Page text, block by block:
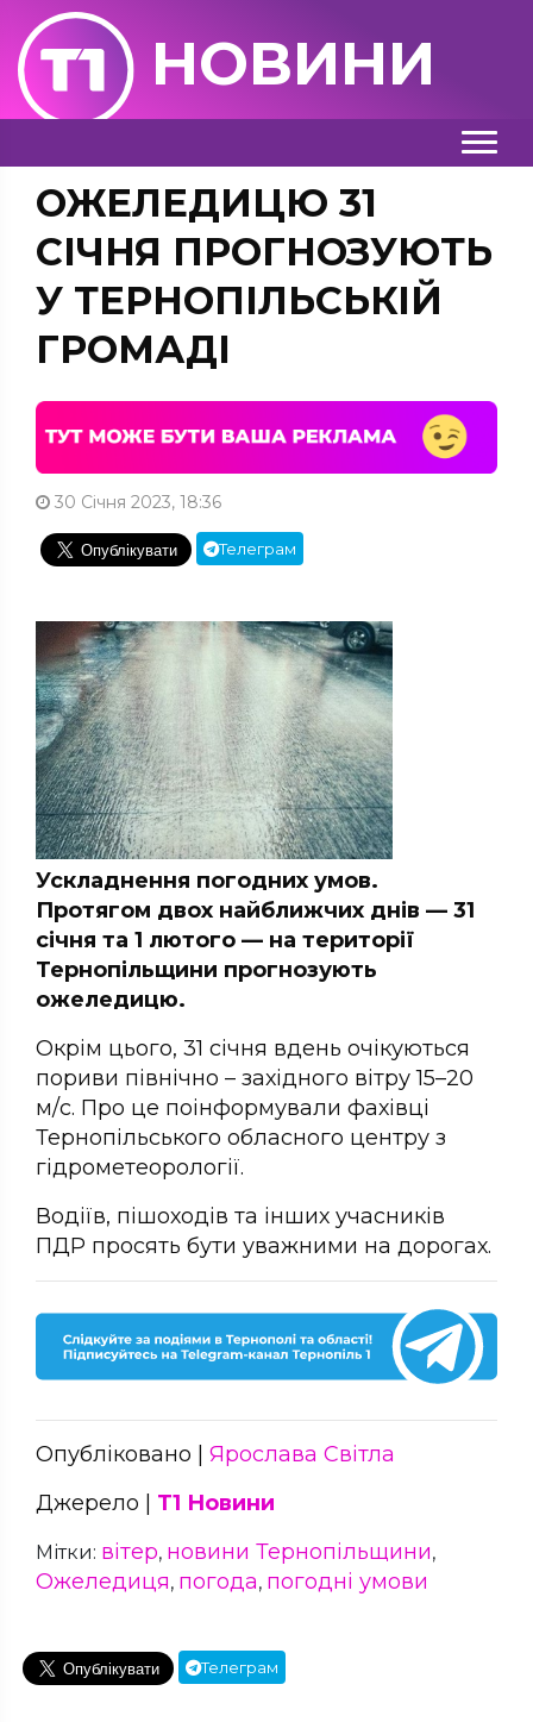
НОВИНИ
ОЖЕЛЕДИЦЮ 31
СІЧНЯ ПРОГНОЗУЮТЬ
У ТЕРНОПІЛЬСЬКІЙ
ГРОМАДІ
30 Січня 2023, 18:36
Телеграм
Ускладнення погодних умов.
Протягом двох найближчих днів — 31
січня та 1 лютого — на території
Тернопільщини прогнозують
ожеледицю.
Окрім цього, 31 січня вдень очікуються
пориви північно – західного вітру 15–20
м/с. Про це поінформували фахівці
Тернопільського обласного центру з
гідрометеорології.
Водіїв, пішоходів та інших учасників
ПДР просять бути уважними на дорогах.
Опубліковано | Ярослава Світла
Джерело | Т1 Новини
Мітки: вітер, новини Тернопільщини,
Ожеледиця, погода, погодні умови
Телеграм